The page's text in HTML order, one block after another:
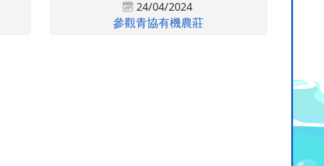
24/04/2024
參觀青協有機農莊